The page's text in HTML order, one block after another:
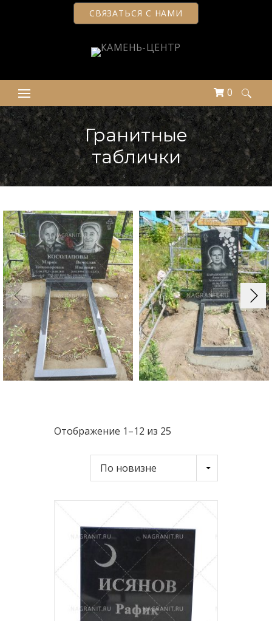
СВЯЗАТЬСЯ С НАМИ
0
Найти:
Гранитные
таблички
Отображение 1–12 из 25